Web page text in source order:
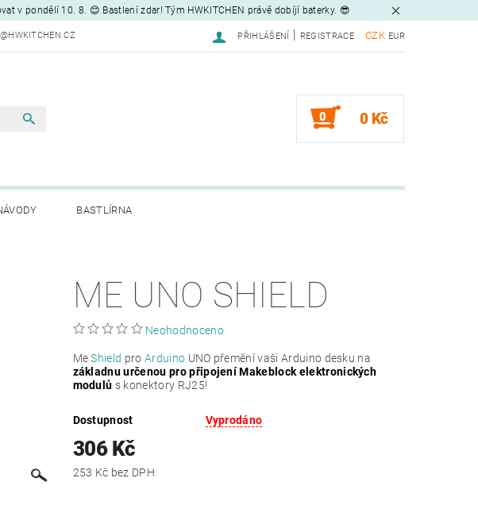
v pondělí 10. 8. 😊 Bastlení zdar! Tým HWKITCHEN právě dobíjí baterky. 😎
CZK EUR
PŘIHLÁŠENÍ REGISTRACE
0 0 Kč
BASTLÍRNA
ME UNO SHIELD
Neohodnoceno
MeShield pro Arduino UNO přemění vaši Arduino desku na
základnu určenou pro připojení Makeblock elektronických
modulů s konektory RJ25!
Dostupnost Vyprodáno
306 Kč
253 Kč bez DPH